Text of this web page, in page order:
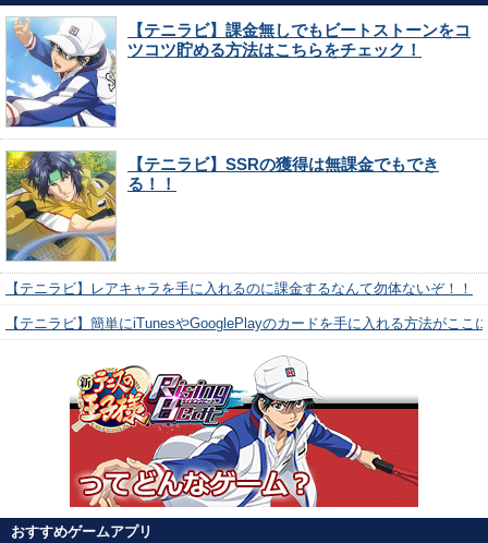
【テニラビ】課金無しでもビートストーンをコ
ツコツ貯める方法はこちらをチェック！
【テニラビ】SSRの獲得は無課金でもでき
る！！
【テニラビ】レアキャラを手に入れるのに課金するなんて勿体ないぞ！！
【テニラビ】簡単にiTunesやGooglePlayのカードを手に入れる方法がここ
おすすめゲームアプリ